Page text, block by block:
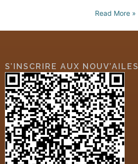
Read More »
S’INSCRIRE AUX NOUV’AILES